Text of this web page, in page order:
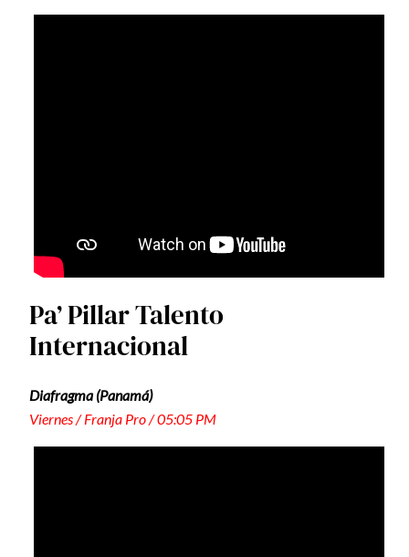
Pa’ Pillar Talento
Internacional
Diafragma (Panamá)
Viernes / Franja Pro / 05:05 PM